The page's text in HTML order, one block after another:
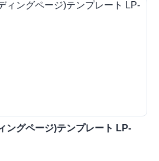
ングページ)テンプレート LP-